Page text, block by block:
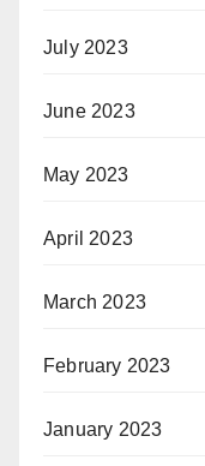
July 2023
June 2023
May 2023
April 2023
March 2023
February 2023
January 2023